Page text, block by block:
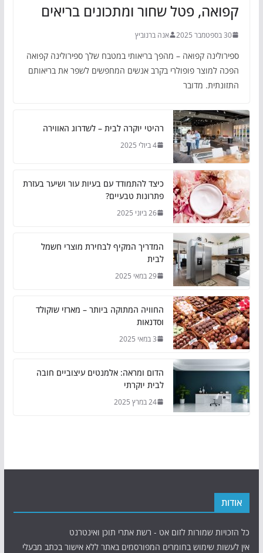
קפואה, פטל שחור ומתכונים בריאים
30 בספטמבר 2025 אנה ברנוביץ
ספירולינה קפואה – מהפך בריאותי במטבח שלך ספירולינה קפואה
הפכה למוצר פופולרי בקרב אנשים המחפשים לשפר את בריאותם
התזונתית. מדובר
רהיטי יוקרה לבית – לשדרוג האווירה
4 ביולי 2025
כיצד להתמודד עם בעיות עור ושיער בעזרת
פתרונות טבעיים?
26 ביוני 2025
המדריך המקיף לבחירת מוצרי חשמל
לבית
29 במאי 2025
החוויה המתוקה ביותר – מארזי שוקולד
וסדנאות
3 במאי 2025
הדום ומראה: אלמנטים עיצוביים חובה
לבית יוקרתי
24 במרץ 2025
אודות
כל הזכויות שמורות לזום אט - רשת אתרי תוכן ואינטרנט
אין לעשות שימוש בחומרים המפורסמים באתר ללא אישור בכתב מבעלי